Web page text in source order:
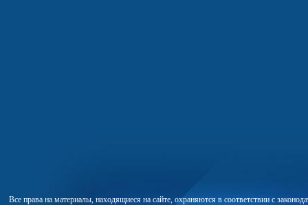
Все права на материалы, находящиеся на сайте, охраняются в соответствии с